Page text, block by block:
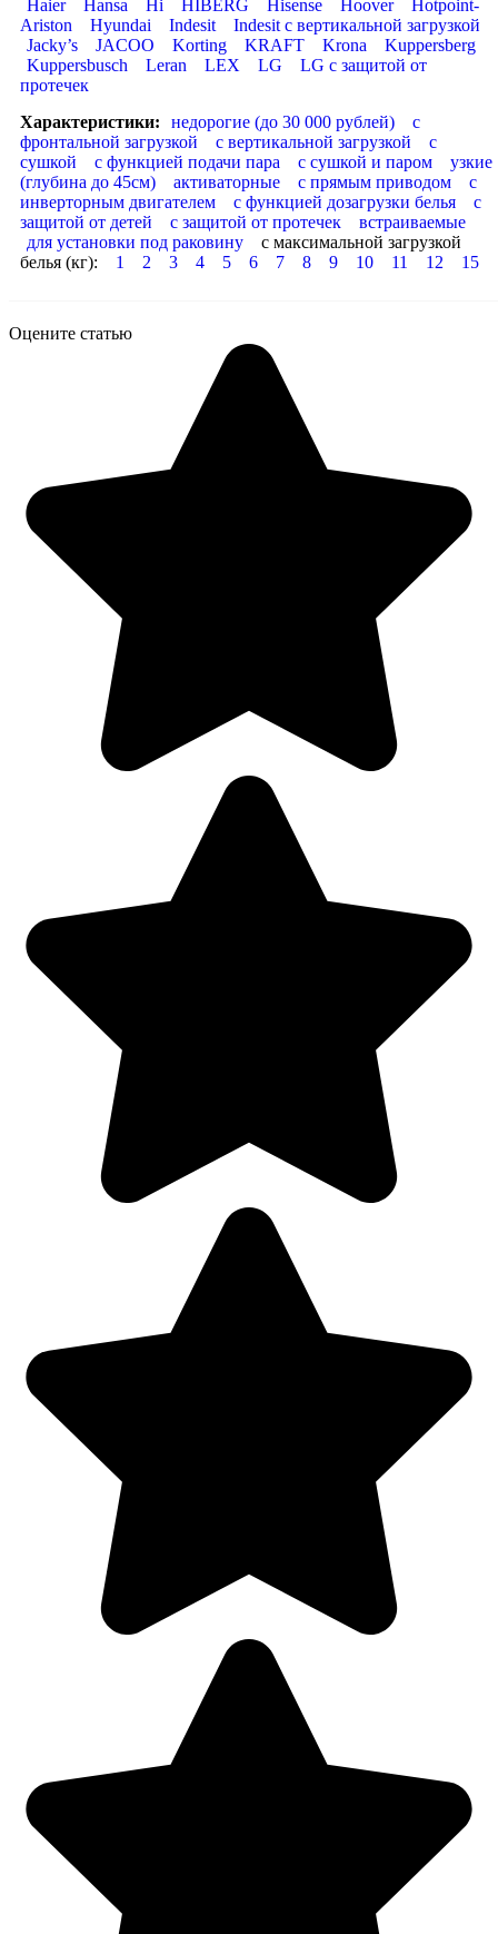
Haier Hansa Hi HIBERG Hisense Hoover
Hotpoint-
Ariston
Hyundai Indesit
Indesit с вертикальной загрузкой
Jacky’s
JACOO Korting KRAFT Krona
Kuppersberg
Kuppersbusch
Leran LEX LG
LG с защитой от
протечек
Характеристики:
недорогие (до 30 000 рублей)
с
фронтальной загрузкой
с вертикальной загрузкой
с
сушкой
с функцией подачи пара с сушкой и паром
узкие
(глубина до 45см)
активаторные с прямым приводом
с
инверторным двигателем
с функцией дозагрузки белья
с
защитой от детей
с защитой от протечек
встраиваемые
для установки под раковину
с максимальной загрузкой
белья (кг):
1 2 3 4 5 6 7 8 9 10 11 12 15
Оцените статью